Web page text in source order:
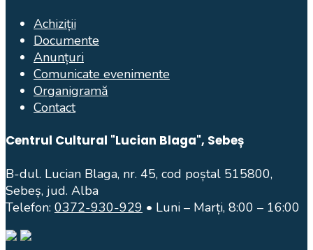
Achiziții
Documente
Anunțuri
Comunicate evenimente
Organigramă
Contact
Centrul Cultural "Lucian Blaga", Sebeș
B-dul. Lucian Blaga, nr. 45, cod poștal 515800,
Sebeș, jud. Alba
Telefon: 0372-930-929 • Luni – Marți, 8:00 – 16:00